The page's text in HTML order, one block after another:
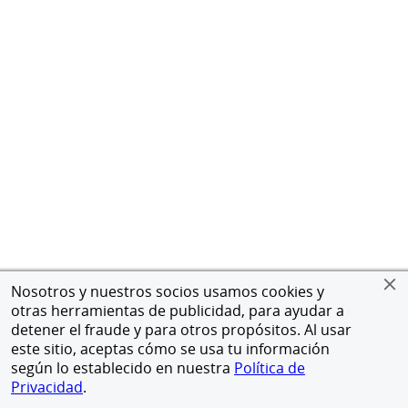
Nosotros y nuestros socios usamos cookies y
otras herramientas de publicidad, para ayudar a
detener el fraude y para otros propósitos. Al usar
este sitio, aceptas cómo se usa tu información
según lo establecido en nuestra Política de
Privacidad.